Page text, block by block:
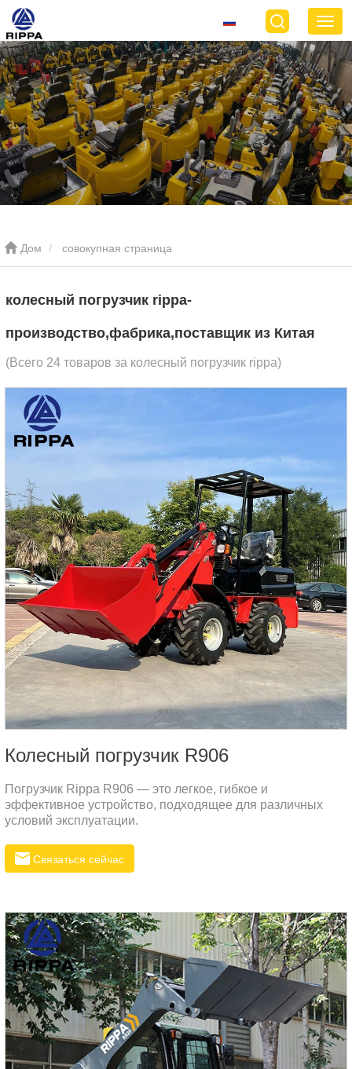
Дом совокупная страница
колесный погрузчик rippa-
производство,фабрика,поставщик из Китая
(Всего 24 товаров за колесный погрузчик rippa)
Колесный погрузчик R906
Погрузчик Rippa R906 — это легкое, гибкое и
эффективное устройство, подходящее для различных
условий эксплуатации.
Связаться сейчас